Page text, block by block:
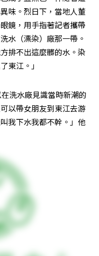
味。烈日下，當地人董
鏡，用手指著記者攜帶
水（漂染）廠那一帶。
排不出這麼髒的水。染
東江。」
洗水廠見識當時新潮的
以帶女朋友到東江去游
我下水我都不幹。」他